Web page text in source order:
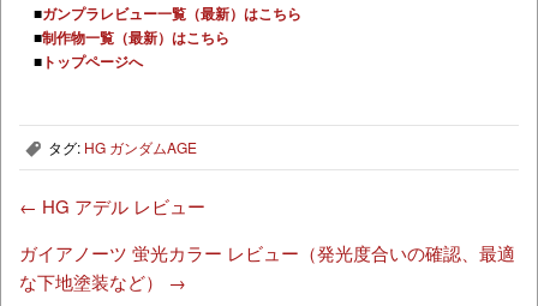
■ガンプラレビュー一覧（最新）はこちら
■制作物一覧（最新）はこちら
■ トップページへ
, タグ: HG ガンダムAGE
← HG アデル レビュー
ガイアノーツ 蛍光カラー レビュー（発光度合いの確認、最適
な下地塗装など） →